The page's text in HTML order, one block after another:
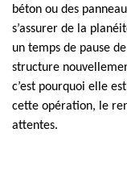
béton ou des
s’assurer de la
un temps de pause
structure
c’est pourquoi elle
cette opération, le
attentes.